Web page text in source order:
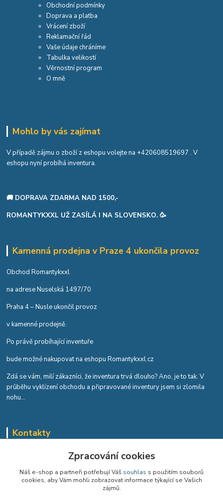
Obchodní podmínky
Doprava a platba
Vrácení zboží
Reklamační řád
Vaše údaje chráníme
Tabulka velikostí
Věrnostní program
O mně
Mohlo by vás zajímat
V případě zájmu o zboží z eshopu volejte na +420608519697 . V
eshopu nyní probíhá inventura.
🚚 DOPRAVA ZDARMA NAD 1500,-
ROMANTYKXXL UŽ ZASÍLÁ I NA SLOVENSKO. 🥳
Kamenná prodejna v Praze 4 ukončila provoz
Obchod Romantykxxl
na adrese Nuselská 1497/70
Praha 4 – Nusle ukončil provoz
v kamenné prodejně.
Po právě probíhající inventuře
bude možné nakupovat na eshopu Romantykxxl.cz
Zdá se vám, milí zákazníci, že inventura trvá dlouho? Ano, je to tak. V
průběhu vyklízení obchodu a připravované inventury jsem si zlomila
nohu...
Kontakty
Romana Tykvová
+420 608 519 697
info@romantykxxl.cz
Zpracování cookies
Náš e-shop a partneři potřebují Váš souhlas s použitím souborů
cookies, aby Vám mohli zobrazovat informace týkající se Vašich
zájmů.